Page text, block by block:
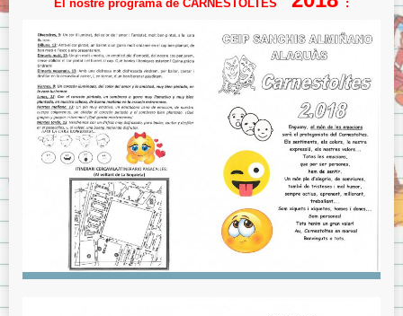
El nostre programa de CARNESTOLTES :